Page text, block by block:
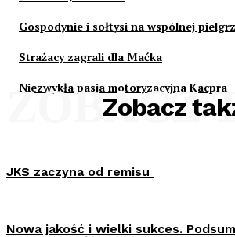
Gospodynie i sołtysi na wspólnej
Strażacy zagrali dla Maćka
Niezwykła pasja motoryzacyjna Kacpra
Zobacz
ZOBACZ
JKS zaczyna od remisu
Nowa jakość i wielki sukces.